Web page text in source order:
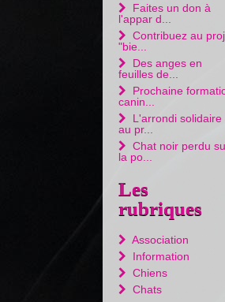
Faites un don à
l'appar d...
Contribuez au
"bie...
Des anges en
feuilles de...
Prochaine
canin...
L'arrondi solidaire
au pr...
Chat noir perdu
la po...
Les
rubriques
Association
Information
Chiens
Chats